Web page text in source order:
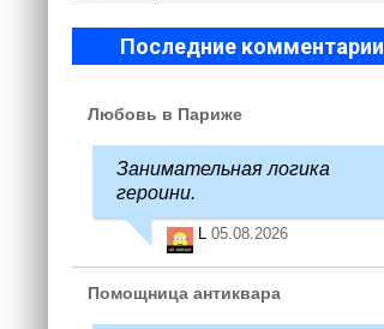
Последние комментарии
Любовь в Париже
Занимательная логика
героини.
L 05.08.2026
Помощница антиквара